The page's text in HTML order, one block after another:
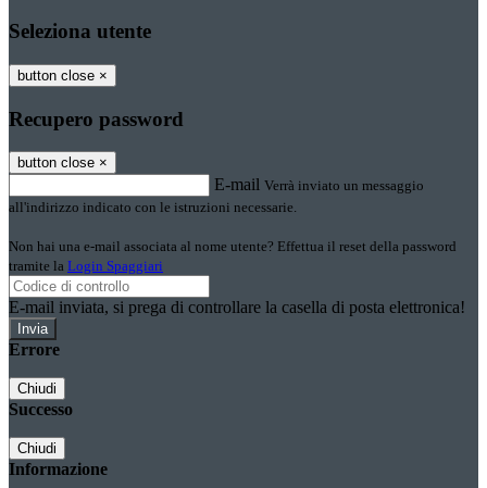
Seleziona utente
button close ×
Recupero password
button close ×
E-mail Verrà inviato un messaggio
all'indirizzo indicato con le istruzioni necessarie.
Non hai una e-mail associata al nome utente? Effettua il reset della password
tramite la Login Spaggiari
E-mail inviata, si prega di controllare la casella di posta elettronica!
Errore
Chiudi
Successo
Chiudi
Informazione